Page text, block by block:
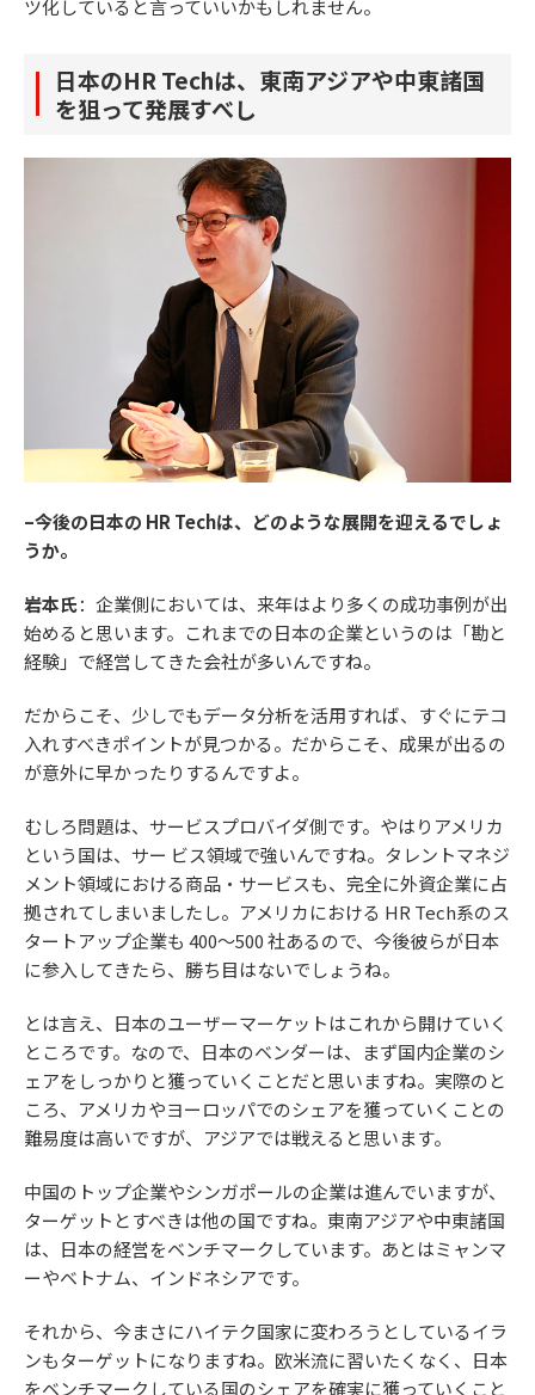
ツ化していると言っていいかもしれません。
日本のHR Techは、東南アジアや中東諸国
を狙って発展すべし
–今後の日本の HR Techは、どのような展開を迎えるでしょ
うか。
岩本氏：企業側においては、来年はより多くの成功事例が出
始めると思います。これまでの日本の企業というのは「勘と
経験」で経営してきた会社が多いんですね。
だからこそ、少しでもデータ分析を活用すれば、すぐにテコ
入れすべきポイントが見つかる。だからこそ、成果が出るの
が意外に早かったりするんですよ。
むしろ問題は、サービスプロバイダ側です。やはりアメリカ
という国は、サー ビス領域で強いんですね。タレントマネジ
メント領域における商品・サービスも、完全に外資企業に占
拠されてしまいましたし。アメリカにおける HR Tech系のス
タートアップ企業も 400～500 社あるので、今後彼らが日本
に参入してきたら、勝ち目はないでしょうね。
とは言え、日本のユーザーマーケットはこれから開けていく
ところです。なので、日本のベンダーは、まず国内企業のシ
ェアをしっかりと獲っていくことだと思いますね。実際のと
ころ、アメリカやヨーロッパでのシェアを獲っていくことの
難易度は高いですが、アジアでは戦えると思います。
中国のトップ企業やシンガポールの企業は進んでいますが、
ターゲットとすべきは他の国ですね。東南アジアや中東諸国
は、日本の経営をベンチマークしています。あとはミャンマ
ーやベトナム、インドネシアです。
それから、今まさにハイテク国家に変わろうとしているイラ
ンもターゲットになりますね。欧米流に習いたくなく、日本
をベンチマークしている国のシェアを確実に獲っていくこと